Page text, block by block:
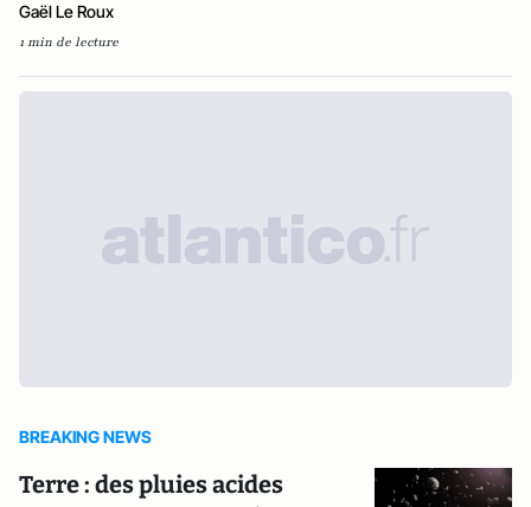
Gaël Le Roux
1 min de lecture
BREAKING NEWS
Terre : des pluies acides